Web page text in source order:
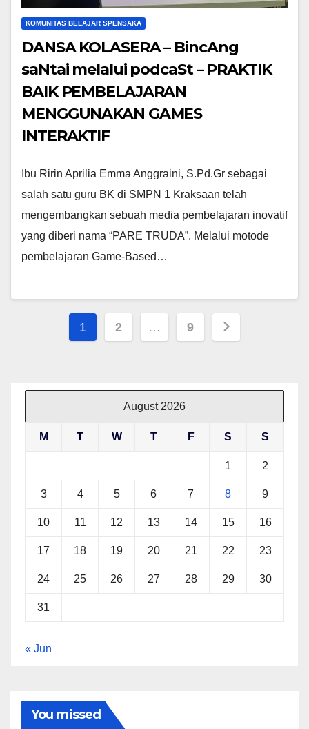
KOMUNITAS BELAJAR SPENSAKA
DANSA KOLASERA – BincAng
saNtai melalui podcaSt – PRAKTIK
BAIK PEMBELAJARAN
MENGGUNAKAN GAMES
INTERAKTIF
Ibu Ririn Aprilia Emma Anggraini, S.Pd.Gr sebagai
salah satu guru BK di SMPN 1 Kraksaan telah
mengembangkan sebuah media pembelajaran inovatif
yang diberi nama “PARE TRUDA”. Melalui motode
pembelajaran Game-Based…
Posts
1 2 … 9
August 2026
M T W T F S S
1 2
3 4 5 6 7 8 9
10 11 12 13 14 15 16
17 18 19 20 21 22 23
24 25 26 27 28 29 30
31
« Jun
You missed